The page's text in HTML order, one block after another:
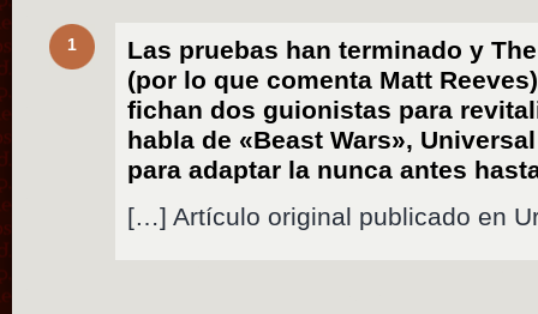
1
Las pruebas han terminado y
(por lo que comenta Matt
fichan dos guionistas para
habla de «Beast Wars»,
para adaptar la nunca antes
[…] Artículo original publicado en